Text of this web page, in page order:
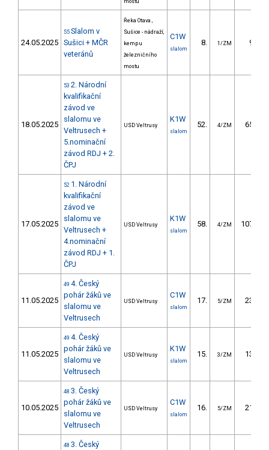
mostu
24.05.2025
55 Slalom v
Sušici + MČR
veteránů
Řeka Otava ,
Sušice - nádraží,
kemp u
železničního
mostu
C1W
slalom
8. 1/ZM 9.50
18.05.2025
53 2. Národní
kvalifikační
závod ve
slalomu ve
Veltrusech +
5.nominační
závod RDJ + 2.
ČPJ
USD Veltrusy
K1W
slalom
52. 4/ZM 65.50
17.05.2025
52 1. Národní
kvalifikační
závod ve
slalomu ve
Veltrusech +
4.nominační
závod RDJ + 1.
ČPJ
USD Veltrusy
K1W
slalom
58. 4/ZM 107.31
11.05.2025
49 4. Český
pohár žáků ve
slalomu ve
Veltrusech
USD Veltrusy
C1W
slalom
17. 5/ZM 23.06
11.05.2025
49 4. Český
pohár žáků ve
slalomu ve
Veltrusech
USD Veltrusy
K1W
slalom
15. 3/ZM 13.99
10.05.2025
48 3. Český
pohár žáků ve
slalomu ve
Veltrusech
USD Veltrusy
C1W
slalom
16. 5/ZM 21.67
48 3. Český